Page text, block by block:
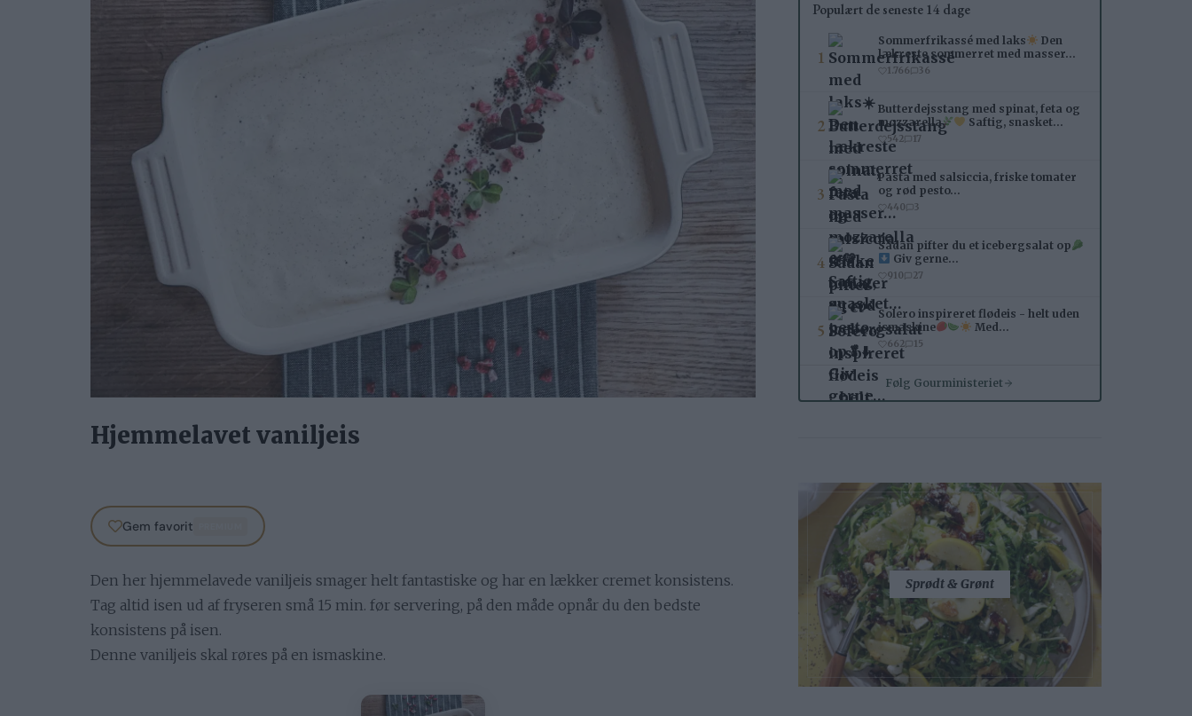
Hjemmelavet vaniljeis
Gem favorit
Den her hjemmelavede vaniljeis smager helt fantastiske og har en lækker cremet konsistens.
Tag altid isen ud af fryseren små 15 min. før servering, på den måde opnår du den bedste
konsistens på isen.
Denne vaniljeis skal røres på en ismaskine.
Populært de seneste 14 dage
1
Sommerfrikassé med laks
Den
lækreste sommerret med masser…
1.766 36
2
Butterdejsstang med spinat, feta og
mozzarella
Saftig, snasket…
542 17
3
Pasta med salsiccia, friske tomater
og rød pesto…
440 3
4
Sådan pifter du et icebergsalat op
Giv gerne…
910 27
5
Solero inspireret flødeis - helt uden
ismaskine
Med…
662 15
Følg Gourministeriet
Sprødt & Grønt